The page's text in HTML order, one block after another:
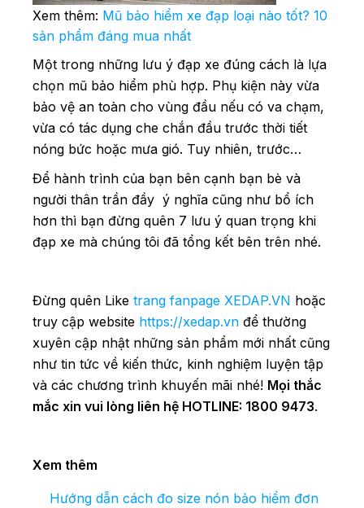
Xem thêm: Mũ bảo hiểm xe đạp loại nào tốt? 10
sản phẩm đáng mua nhất
Một trong những lưu ý đạp xe đúng cách là lựa
chọn mũ bảo hiểm phù hợp. Phụ kiện này vừa
bảo vệ an toàn cho vùng đầu nếu có va chạm,
vừa có tác dụng che chắn đầu trước thời tiết
nóng bức hoặc mưa gió. Tuy nhiên, trước…
Để hành trình của bạn bên cạnh bạn bè và
người thân trần đầy ý nghĩa cũng như bổ ích
hơn thì bạn đừng quên 7 lưu ý quan trọng khi
đạp xe mà chúng tôi đã tổng kết bên trên nhé.
Đừng quên Like trang fanpage XEDAP.VN hoặc
truy cập website https://xedap.vn để thường
xuyên cập nhật những sản phẩm mới nhất cũng
như tin tức về kiến thức, kinh nghiệm luyện tập
và các chương trình khuyến mãi nhé! Mọi thắc
mắc xin vui lòng liên hệ HOTLINE: 1800 9473.
Xem thêm
Hướng dẫn cách đo size nón bảo hiểm đơn